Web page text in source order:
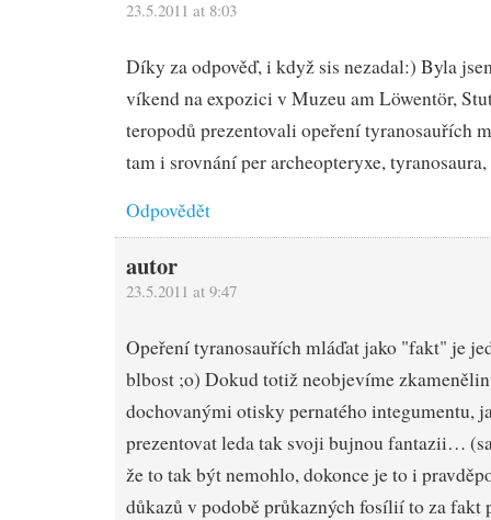
23.5.2011 at 8:03
Díky za odpověď, i když sis nezadal:) Byla
víkend na expozici v Muzeu am Löwentör,
teropodů prezentovali opeření tyranosauřích
tam i srovnání per archeopteryxe,
Odpovědět
autor
23.5.2011 at 9:47
Opeření tyranosauřích mláďat jako "fakt" je
blbost ;o) Dokud totiž neobjevíme
dochovanými otisky pernatého integumentu,
prezentovat leda tak svoji bujnou fantazii…
že to tak být nemohlo, dokonce je to i
důkazů v podobě průkazných fosílií to za fakt